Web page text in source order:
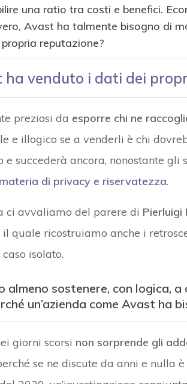
una ratio tra costi e benefici.
Avast ha talmente bisogno di
reputazione?
ha venduto i dati dei
preziosi da esporre chi ne
e illogico se a venderli è chi
e succederà ancora, nonostante
di privacy e riservatezza.
ci avvaliamo del parere di Pierluigi
il quale ricostruiamo anche i
isolato.
almeno sostenere, con logica,
un’azienda come Avast ha
giorni scorsi non sorprende gli
se ne discute da anni e nulla